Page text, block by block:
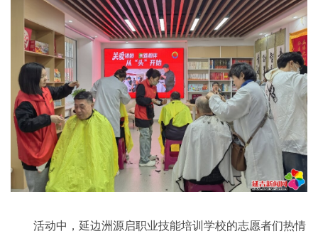
活动中，延边洲源启职业技能培训学校的志愿者们热情